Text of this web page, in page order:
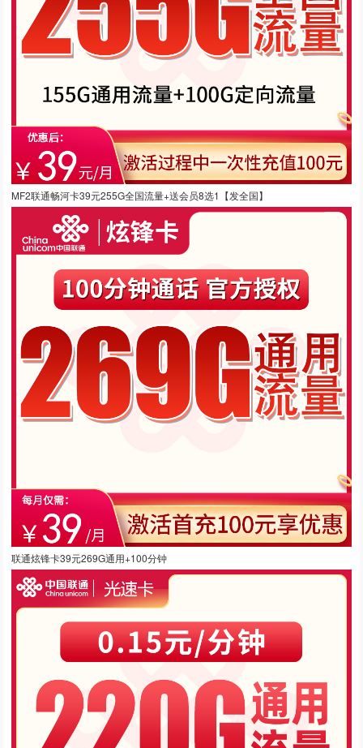
MF2联通畅河卡39元255G全国流量+送会员8选1【发全国】
联通炫锋卡39元269G通用+100分钟